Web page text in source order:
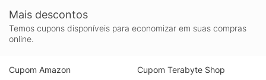
Mais descontos
Temos cupons disponíveis para economizar em suas compras
online.
Cupom Amazon
Cupom Terabyte Shop